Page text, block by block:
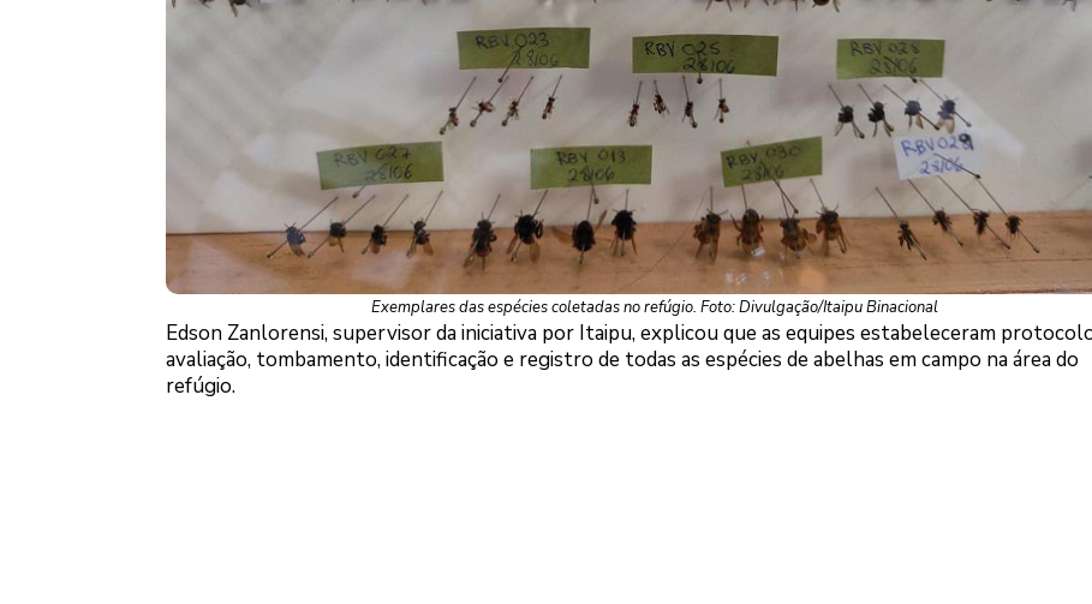
Exemplares das espécies coletadas no refúgio. Foto: Divulgação/Itaipu Binacional
Edson Zanlorensi, supervisor da iniciativa por Itaipu, explicou que as equipes estabeleceram
avaliação, tombamento, identificação e registro de todas as espécies de abelhas em campo na área do
refúgio.